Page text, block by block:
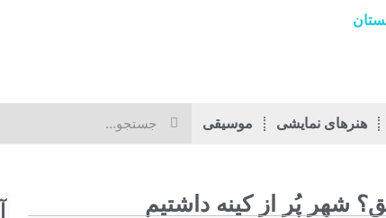
هنرهای نمایشی موسیقی
شهر پُر از کینه داشتیم